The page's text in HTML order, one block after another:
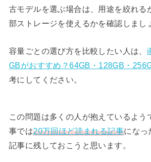
古モデルを選ぶ場合は、用途を絞れる
部ストレージを使えるかを確認しまし
容量ごとの選び方を比較したい人は、
GBがおすすめ？64GB・128GB・
考にしてください。
この問題は多くの人が抱えているよう
事では20万回ほど読まれる記事になっ
記事に残しておこうと思います。